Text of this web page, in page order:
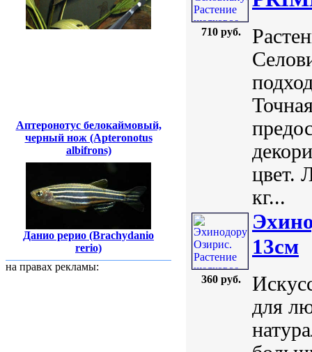
Аптеронотус белокаймовый,
черный нож (Apteronotus
albifrons)
Данио рерио (Brachydanio
rerio)
на правах рекламы:
710 руб.
цвет.
кг...
360 руб.
13см
для